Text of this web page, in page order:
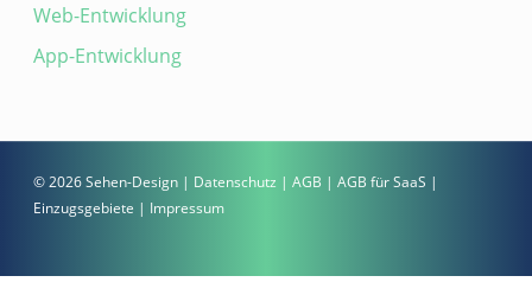
Web-Entwicklung
App-Entwicklung
© 2026 Sehen-Design | Datenschutz | AGB | AGB für SaaS |
Einzugsgebiete | Impressum